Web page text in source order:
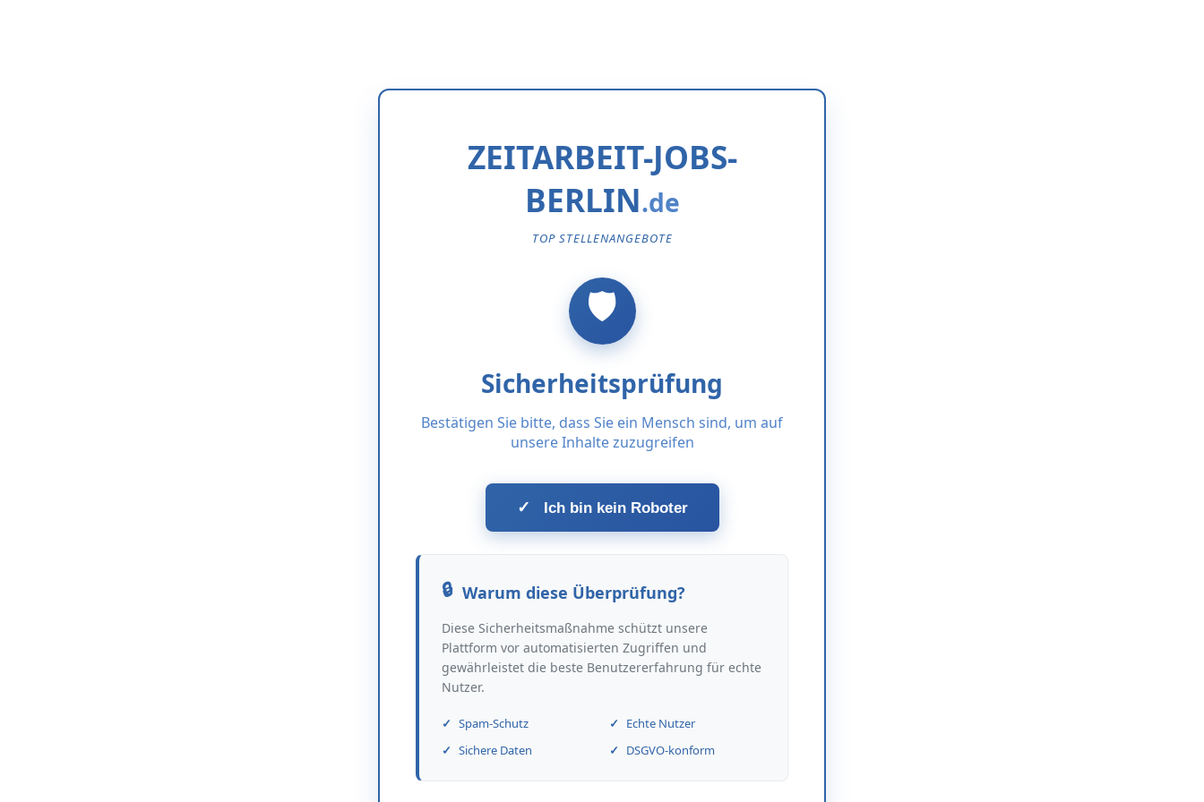
ZEITARBEIT-JOBS-
BERLIN
TOP STELLENANGEBOTE
Sicherheitsprüfung
Bestätigen Sie bitte, dass Sie ein Mensch sind, um auf
unsere Inhalte zuzugreifen
✓ Ich bin kein Roboter
Warum diese Überprüfung?
Diese Sicherheitsmaßnahme schützt unsere
Plattform vor automatisierten Zugriffen und
gewährleistet die beste Benutzererfahrung für echte
Nutzer.
Spam-Schutz
Echte Nutzer
Sichere Daten
DSGVO-konform